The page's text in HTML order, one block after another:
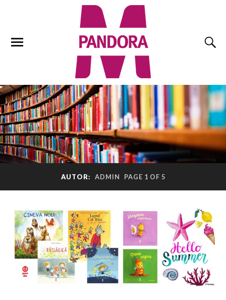
AUTOR: ADMIN PAGE 1 OF 5